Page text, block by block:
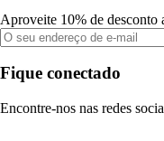
Aproveite 10% de desconto
Fique conectado
Encontre-nos nas redes